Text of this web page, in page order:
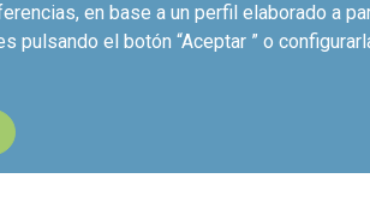
de cookiesen base a un perfil elaborado a
pulsando el botón “Aceptar ” o